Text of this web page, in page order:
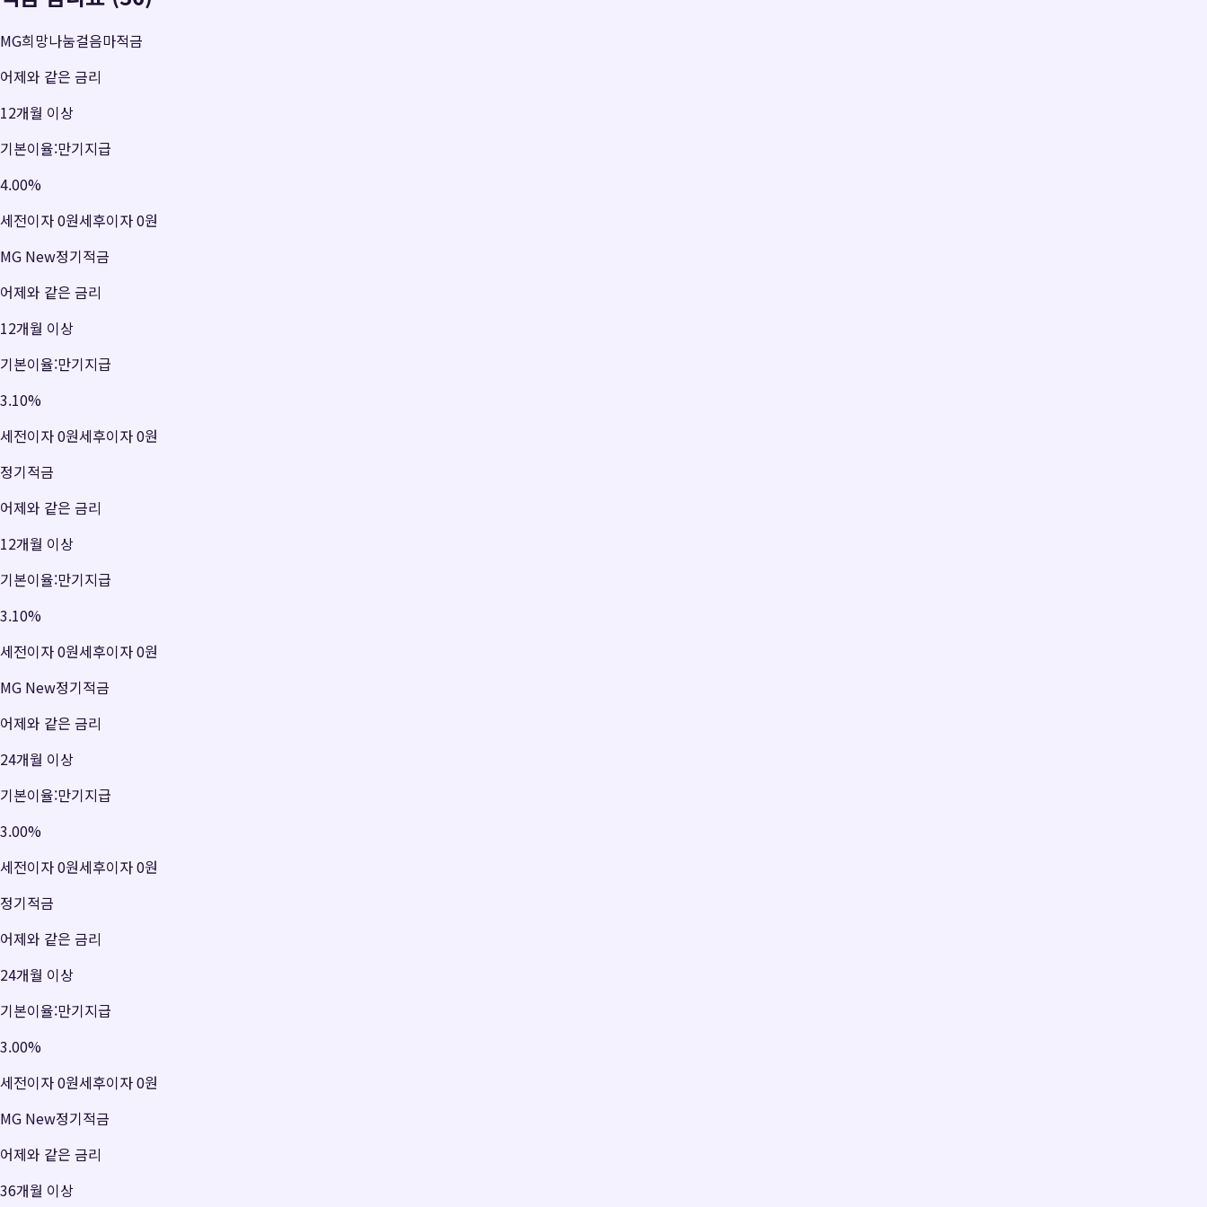
MG희망나눔걸음마적금
어제와 같은 금리
12개월 이상
기본이율:만기지급
4.00%
세전이자0원세후이자0원
MG New정기적금
어제와 같은 금리
12개월 이상
기본이율:만기지급
3.10%
세전이자0원세후이자0원
정기적금
어제와 같은 금리
12개월 이상
기본이율:만기지급
3.10%
세전이자0원세후이자0원
MG New정기적금
어제와 같은 금리
24개월 이상
기본이율:만기지급
3.00%
세전이자0원세후이자0원
정기적금
어제와 같은 금리
24개월 이상
기본이율:만기지급
3.00%
세전이자0원세후이자0원
MG New정기적금
어제와 같은 금리
36개월 이상